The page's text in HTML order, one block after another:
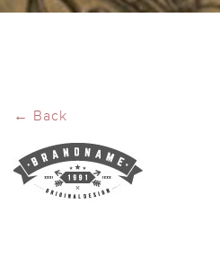
← Back